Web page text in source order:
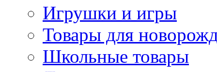
Игрушки и игры
Товары для
Школьные товары